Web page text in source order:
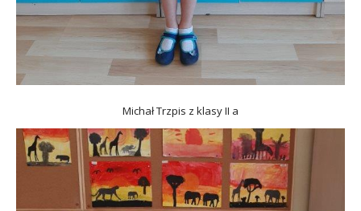
Michał Trzpis z klasy II a